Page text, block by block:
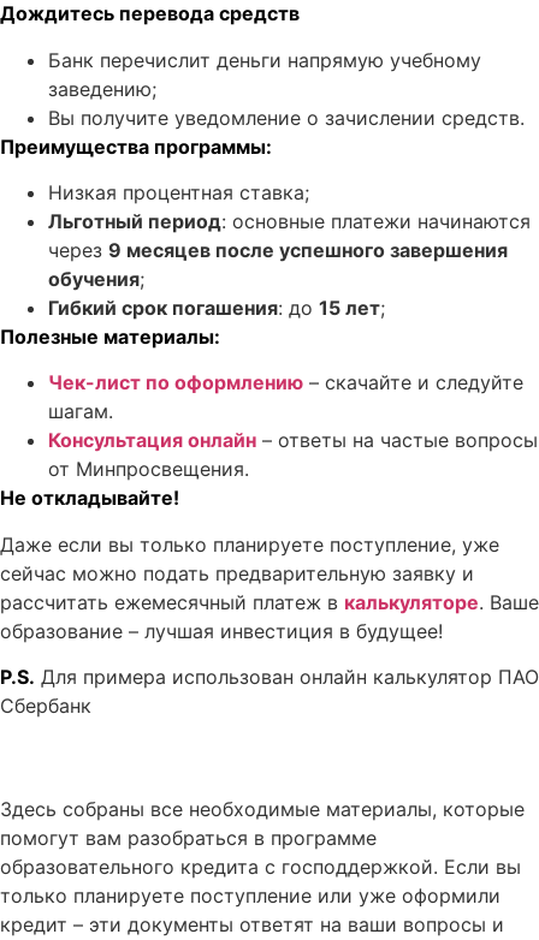
Дождитесь перевода средств
Банк перечислит деньги напрямую учебному
заведению;
Вы получите уведомление о зачислении средств.
Преимущества программы:
Низкая процентная ставка;
Льготный период: основные платежи начинаются
через 9 месяцев после успешного завершения
обучения;
Гибкий срок погашения: до 15 лет;
Полезные материалы:
Чек-лист по оформлению – скачайте и следуйте
шагам.
Консультация онлайн – ответы на частые вопросы
от Минпросвещения.
Не откладывайте!
Даже если вы только планируете поступление, уже
сейчас можно подать предварительную заявку и
рассчитать ежемесячный платеж в калькуляторе. Ваше
образование – лучшая инвестиция в будущее!
P.S. Для примера использован онлайн калькулятор ПАО
Сбербанк
Здесь собраны все необходимые материалы, которые
помогут вам разобраться в программе
образовательного кредита с господдержкой. Если вы
только планируете поступление или уже оформили
кредит – эти документы ответят на ваши вопросы и